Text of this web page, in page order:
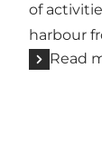
of
harbour
Read